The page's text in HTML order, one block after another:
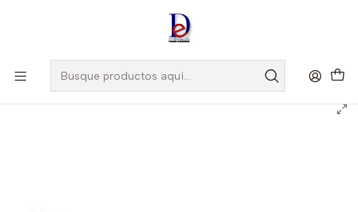
, Si eres nuevo regístrate
GENTAMICINA 160MG/2ML X 1 AMP --GENFAR UBI 7-F